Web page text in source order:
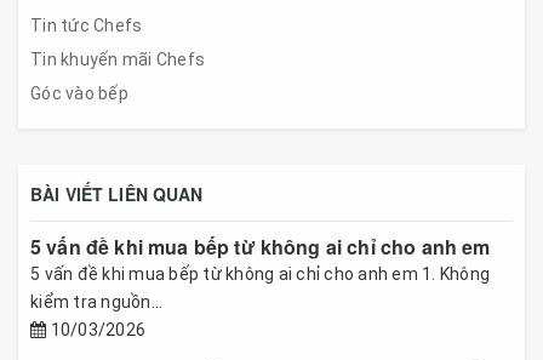
Tin tức Chefs
Tin khuyến mãi Chefs
Góc vào bếp
BÀI VIẾT LIÊN QUAN
5 vấn đề khi mua bếp từ không ai chỉ cho anh em
5 vấn đề khi mua bếp từ không ai chỉ cho anh em 1. Không
kiểm tra nguồn...
10/03/2026